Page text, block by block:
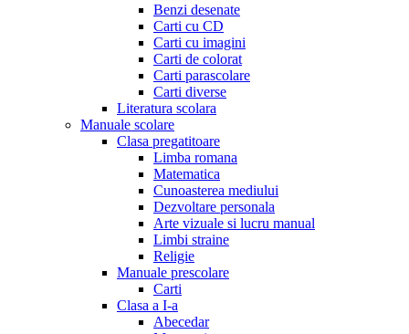
Benzi desenate
Carti cu CD
Carti cu imagini
Carti de colorat
Carti parascolare
Carti diverse
Literatura scolara
Manuale scolare
Clasa pregatitoare
Limba romana
Matematica
Cunoasterea mediului
Dezvoltare personala
Arte vizuale si lucru manual
Limbi straine
Religie
Manuale prescolare
Carti
Clasa a I-a
Abecedar